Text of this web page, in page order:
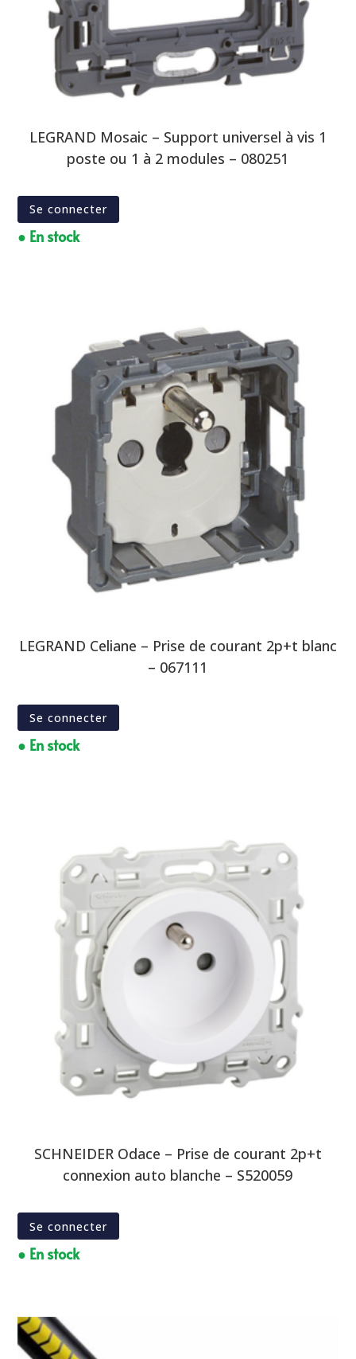
LEGRAND Mosaic – Support universel à vis 1
poste ou 1 à 2 modules – 080251
Se connecter
● En stock
LEGRAND Celiane – Prise de courant 2p+t blanc
– 067111
Se connecter
● En stock
SCHNEIDER Odace – Prise de courant 2p+t
connexion auto blanche – S520059
Se connecter
● En stock